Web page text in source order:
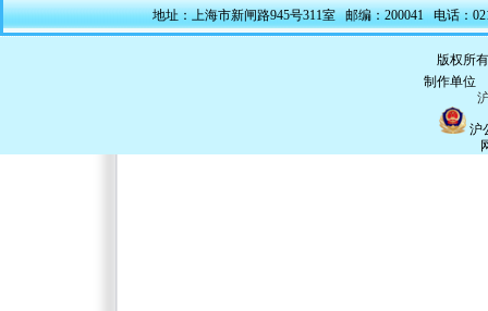
地址：上海市新闸路945号311室 邮编：200041 电话：
版权所
制作单位
沪